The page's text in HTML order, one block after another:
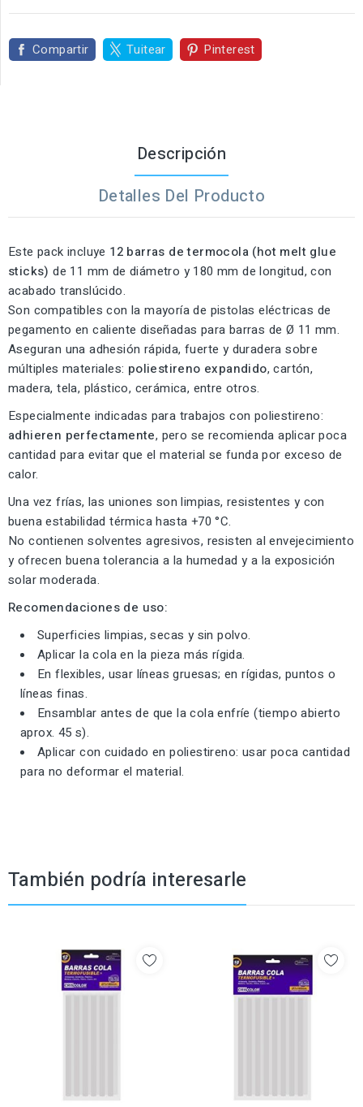
Compartir Tuitear Pinterest
Descripción
Detalles Del Producto
Este pack incluye 12 barras de termocola (hot melt glue
sticks) de 11 mm de diámetro y 180 mm de longitud, con
acabado translúcido.
Son compatibles con la mayoría de pistolas eléctricas de
pegamento en caliente diseñadas para barras de Ø 11 mm.
Aseguran una adhesión rápida, fuerte y duradera sobre
múltiples materiales: poliestireno expandido, cartón,
madera, tela, plástico, cerámica, entre otros.
Especialmente indicadas para trabajos con poliestireno:
adhieren perfectamente, pero se recomienda aplicar poca
cantidad para evitar que el material se funda por exceso de
calor.
Una vez frías, las uniones son limpias, resistentes y con
buena estabilidad térmica hasta +70 °C.
No contienen solventes agresivos, resisten al envejecimiento
y ofrecen buena tolerancia a la humedad y a la exposición
solar moderada.
Recomendaciones de uso:
Superficies limpias, secas y sin polvo.
Aplicar la cola en la pieza más rígida.
En flexibles, usar líneas gruesas; en rígidas, puntos o
líneas finas.
Ensamblar antes de que la cola enfríe (tiempo abierto
aprox. 45 s).
Aplicar con cuidado en poliestireno: usar poca cantidad
para no deformar el material.
También podría interesarle